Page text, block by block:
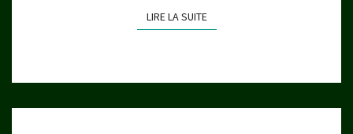
LIRE LA SUITELIRE LA SUITE